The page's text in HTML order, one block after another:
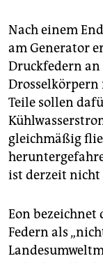
Nach einem
am Generator
Druckfedern an
Drosselkörpern
Teile sollen
gleichmäßig
ist derzeit nicht
Eon bezeichnet
Federn als